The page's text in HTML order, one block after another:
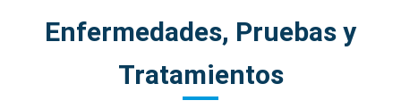
Enfermedades, Pruebas y
Tratamientos